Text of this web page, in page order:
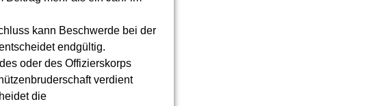
kann Beschwerde bei der
endgültig.
oder des Offizierskorps
verdient
die